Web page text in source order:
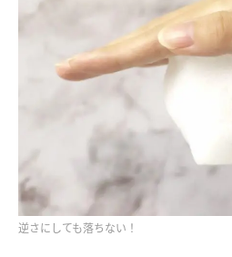
逆さにしても落ちない！